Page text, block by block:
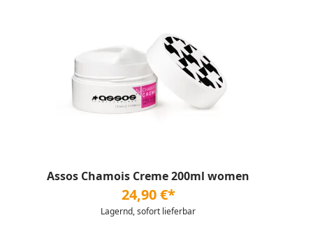
Assos Chamois Creme 200ml women
24,90 €*
Lagernd, sofort lieferbar